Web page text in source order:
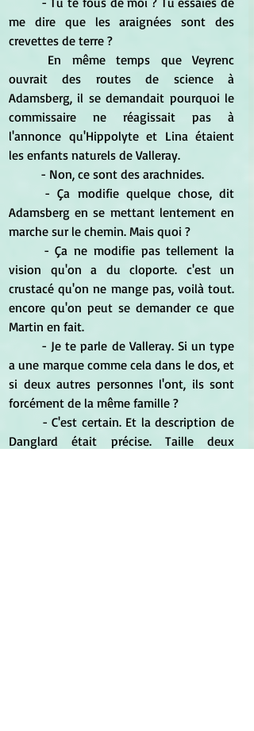
me dire que les araignées sont des
crevettes de terre ?
ouvrait des routes de science à
Adamsberg, il se demandait pourquoi le
commissaire ne réagissait pas à
l'annonce qu'Hippolyte et Lina étaient
les enfants naturels de Valleray.
	- Non, ce sont des arachnides.
Adamsberg en se mettant lentement en
marche sur le chemin. Mais quoi ?
vision qu'on a du cloporte. c'est un
crustacé qu'on ne mange pas, voilà tout.
encore qu'on peut se demander ce que
Martin en fait.
a une marque comme cela dans le dos, et
si deux autres personnes l'ont, ils sont
forcément de la même famille ?
Danglard était précise. Taille deux